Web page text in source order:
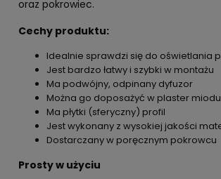
oraz pokrowiec.
Cechy produktu:
Idealnie sprawdzi się do oświetlania
Jest bardzo łatwy i szybki w montażu
Ma podwójny, odpinany dyfuzor
Można go doposażyć w plaster
Ma płytki (sferyczny) profil
Jest wykonany z wysokiej jakości
Dostarczany w poręcznym pokrowcu
Prosty w użyciu